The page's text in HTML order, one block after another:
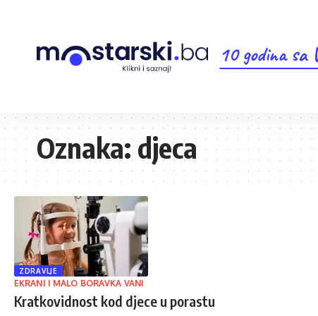
10 godina sa
Oznaka:djeca
ZDRAVLJE
EKRANI I MALO BORAVKA VANI
Kratkovidnost kod djece u porastu